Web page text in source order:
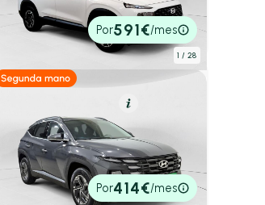
1 / 28
202171.204 km230cvAutomático
28.700€ Por591€/mes
Hyundai Tucson
1.6T 158kW (215CV) HEV AT Maxx
202521.900 km215cvAutomático
31.890€ Por414€/mes